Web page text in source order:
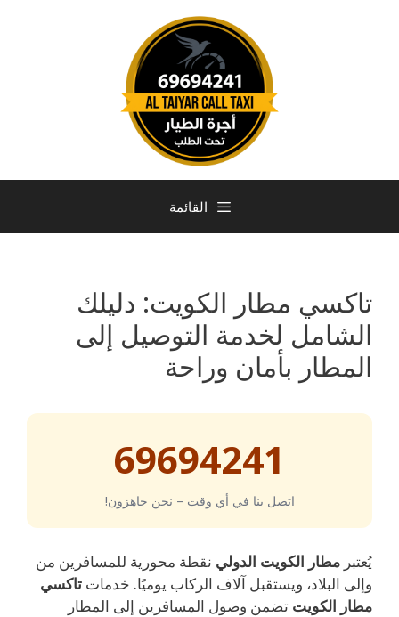
القائمة
تاكسي مطار الكويت: دليلك
الشامل لخدمة التوصيل إلى
المطار بأمان وراحة
69694241
اتصل بنا في أي وقت – نحن جاهزون!
يُعتبر مطار الكويت الدولي نقطة محورية للمسافرين من
وإلى البلاد، ويستقبل آلاف الركاب يوميًا. خدمات تاكسي
مطار الكويت تضمن وصول المسافرين إلى المطار